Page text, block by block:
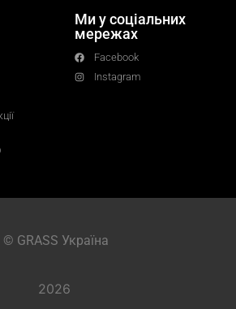
Ми у соціальних
мережах
Facebook
Instagram
© GRASS Україна
2026